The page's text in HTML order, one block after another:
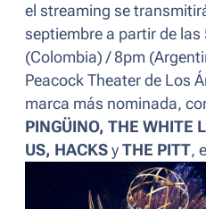
el streaming se
septiembre a partir de
(Colombia) / 8pm
Peacock Theater de Los
marca más nominada,
PINGÜINO, THE WHITE
US, HACKS y THE PITT,